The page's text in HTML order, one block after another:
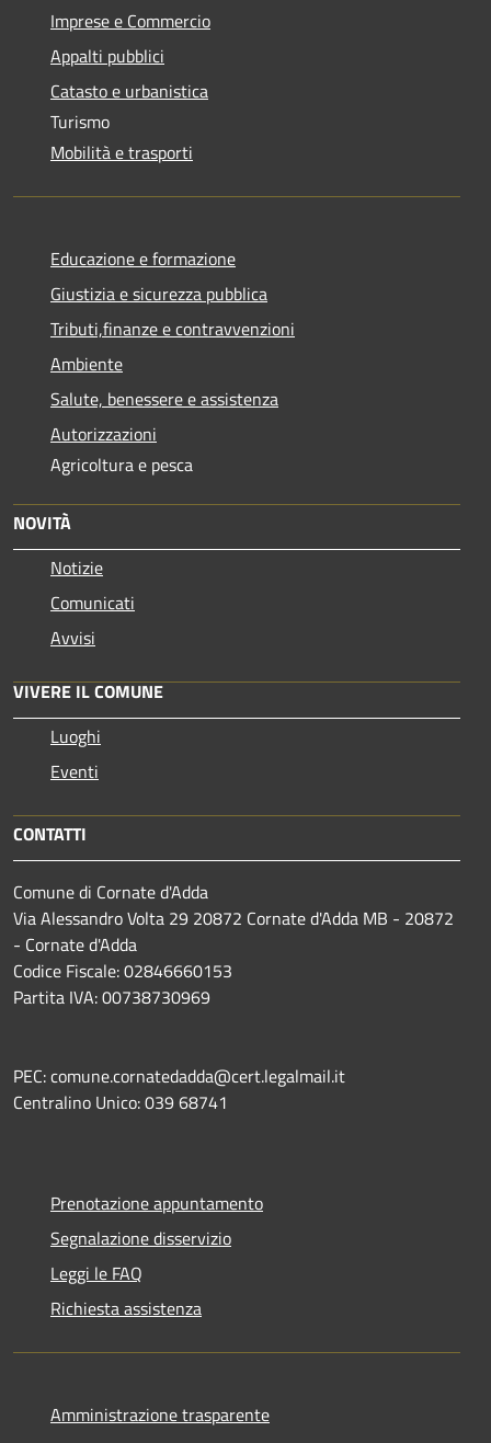
Imprese e Commercio
Appalti pubblici
Catasto e urbanistica
Turismo
Mobilità e trasporti
Educazione e formazione
Giustizia e sicurezza pubblica
Tributi,finanze e contravvenzioni
Ambiente
Salute, benessere e assistenza
Autorizzazioni
Agricoltura e pesca
NOVITÀ
Notizie
Comunicati
Avvisi
VIVERE IL COMUNE
Luoghi
Eventi
CONTATTI
Comune di Cornate d'Adda
Via Alessandro Volta 29 20872 Cornate d'Adda MB - 20872
- Cornate d'Adda
Codice Fiscale: 02846660153
Partita IVA: 00738730969
PEC: comune.cornatedadda@cert.legalmail.it
Centralino Unico: 039 68741
Prenotazione appuntamento
Segnalazione disservizio
Leggi le FAQ
Richiesta assistenza
Amministrazione trasparente